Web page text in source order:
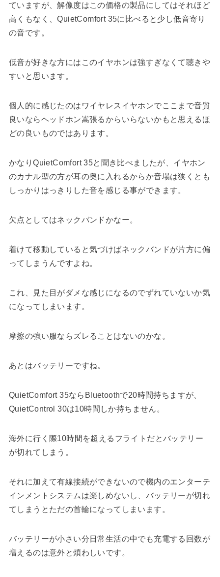
ていますが、解像度はこの価格の製品にしてはそれほど
高くもなく、QuietComfort 35に比べると少し低音寄り
の音です。
低音が好きな方にはこのイヤホンは強すぎなくて聴きや
すいと思います。
個人的に感じたのはワイヤレスイヤホンでここまで音質
良いならヘッドホン嵩張るからいらないかもと思えるほ
どの良いものではあります。
かなりQuietComfort 35と聞き比べましたが、イヤホン
のカナル型の方が耳の奥に入れるからか音場は狭くとも
しっかりはっきりした音を感じる事ができます。
欠点としてはネックバンドかなー。
着けて移動していると気づけばネックバンドが片方に偏
ってしまうんですよね。
これ、見た目がダメな感じになるのでずれていないか気
になってしまいます。
摩擦の強い服ならズレることはないのかな。
あとはバッテリーですね。
QuietComfort 35ならBluetoothで20時間持ちますが、
QuietControl 30は10時間しか持ちません。
海外に行く際10時間を超えるフライトだとバッテリー
が切れてしまう。
それに加えて有線接続ができないので機内のエンターテ
インメントシステムは楽しめないし、バッテリーが切れ
てしまうとただの首輪になってしまいます。
バッテリーが小さい分日常生活の中でも充電する回数が
増えるのは意外と煩わしいです。